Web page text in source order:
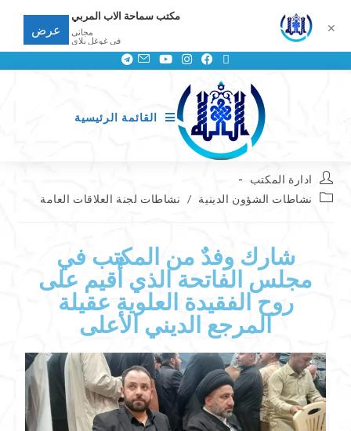
القائمة الرئيسية
ادارة المكتب
نشاطات الشؤون الدينية / نشاطات لجنة العلاقات العامة
شارك وفدٌ من المكتب في
مجلس الفاتحة الذي أُقيم على
روح الفقيدة العلوية عقيلة
المرجع الديني الأعلى
✕
مكتب سماحة الاب المربي
مجانى
في غوغل بلاي
عرض